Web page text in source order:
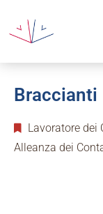
Braccianti
Lavoratore dei
Alleanza dei